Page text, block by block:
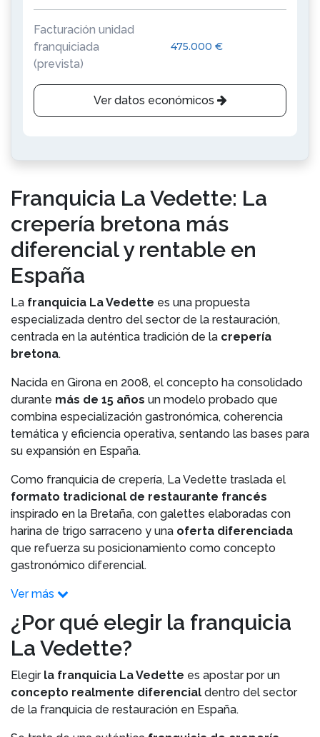
Facturación unidad
franquiciada
(prevista)
475.000 €
Ver datos económicos
Franquicia La Vedette: La
crepería bretona más
diferencial y rentable en
España
La franquicia La Vedette es una propuesta
especializada dentro del sector de la restauración,
centrada en la auténtica tradición de la crepería
bretona.
Nacida en Girona en 2008, el concepto ha consolidado
durante más de 15 años un modelo probado que
combina especialización gastronómica, coherencia
temática y eficiencia operativa, sentando las bases para
su expansión en España.
Como franquicia de crepería, La Vedette traslada el
formato tradicional de restaurante francés
inspirado en la Bretaña, con galettes elaboradas con
harina de trigo sarraceno y una oferta diferenciada
que refuerza su posicionamiento como concepto
gastronómico diferencial.
Ver más
¿Por qué elegir la franquicia
La Vedette?
Elegir la franquicia La Vedette es apostar por un
concepto realmente diferencial dentro del sector
de la franquicia de restauración en España.